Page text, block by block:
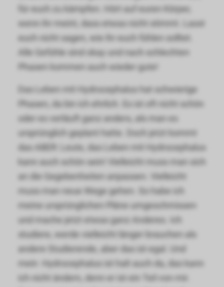
für euch zu kämpfen. Hört auf euren Körper,
wenn ihr meint, dass etwas nicht stimmt. Lasst
euch nicht sagen, wie ihr euch fühlen solltet.
Alle Gefühle sind okay und nach schlechten
Phasen kommen auch wieder gute!
Das Leben mit Hydrocephalus hat schwierige
Phasen, da bin ich ehrlich. Es ist oft nicht schön
oder es verläuft ganz anders, als man es
ursprünglich geplant hatte. Doch jetzt kommt
das ABER: Leute, das Leben mit Hydrocephalus
kann auch schön sein! Vielleicht muss man sich
an die Gegebenheiten anpassen. Vielleicht
muss man neue Wege gehen. So habe ich
meine ursprünglichen Pläne umgeschmissen
und mache jetzt etwas ganz Anderes. Ich
studiere, werde vielleicht länger brauchen als
andere Studierende, aber das ist egal. Und
mein Hydrocephalus ist halt auch da, das kann
ich nicht ändern, denn er ist ein Teil von mir.